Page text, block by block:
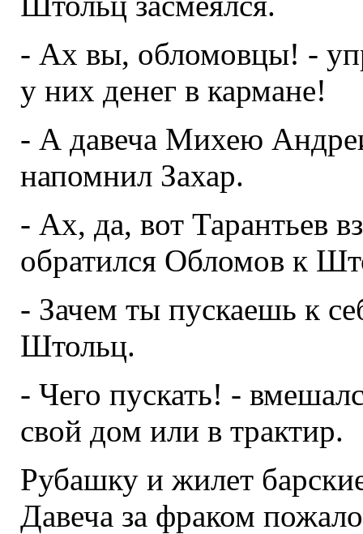
- Ах вы, обломовцы! -
у них денег в кармане!
- А давеча Михею
напомнил Захар.
- Ах, да, вот Тарантьев
обратился Обломов к
- Зачем ты пускаешь к
Штольц.
- Чего пускать! -
свой дом или в трактир.
Рубашку и жилет
Давеча за фраком